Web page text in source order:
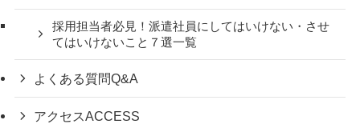
採用担当者必見！派遣社員にしてはいけない・させ
てはいけないこと７選一覧
よくある質問Q&A
アクセスACCESS